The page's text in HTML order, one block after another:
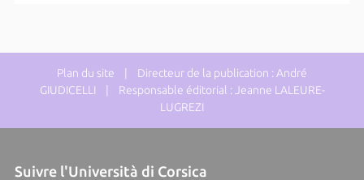
Plan du site | Directeur de la publication : André
GIUDICELLI | Responsable éditorial : Jeanne LALEURE-
LUGREZI
Suivre l'Università di Corsica